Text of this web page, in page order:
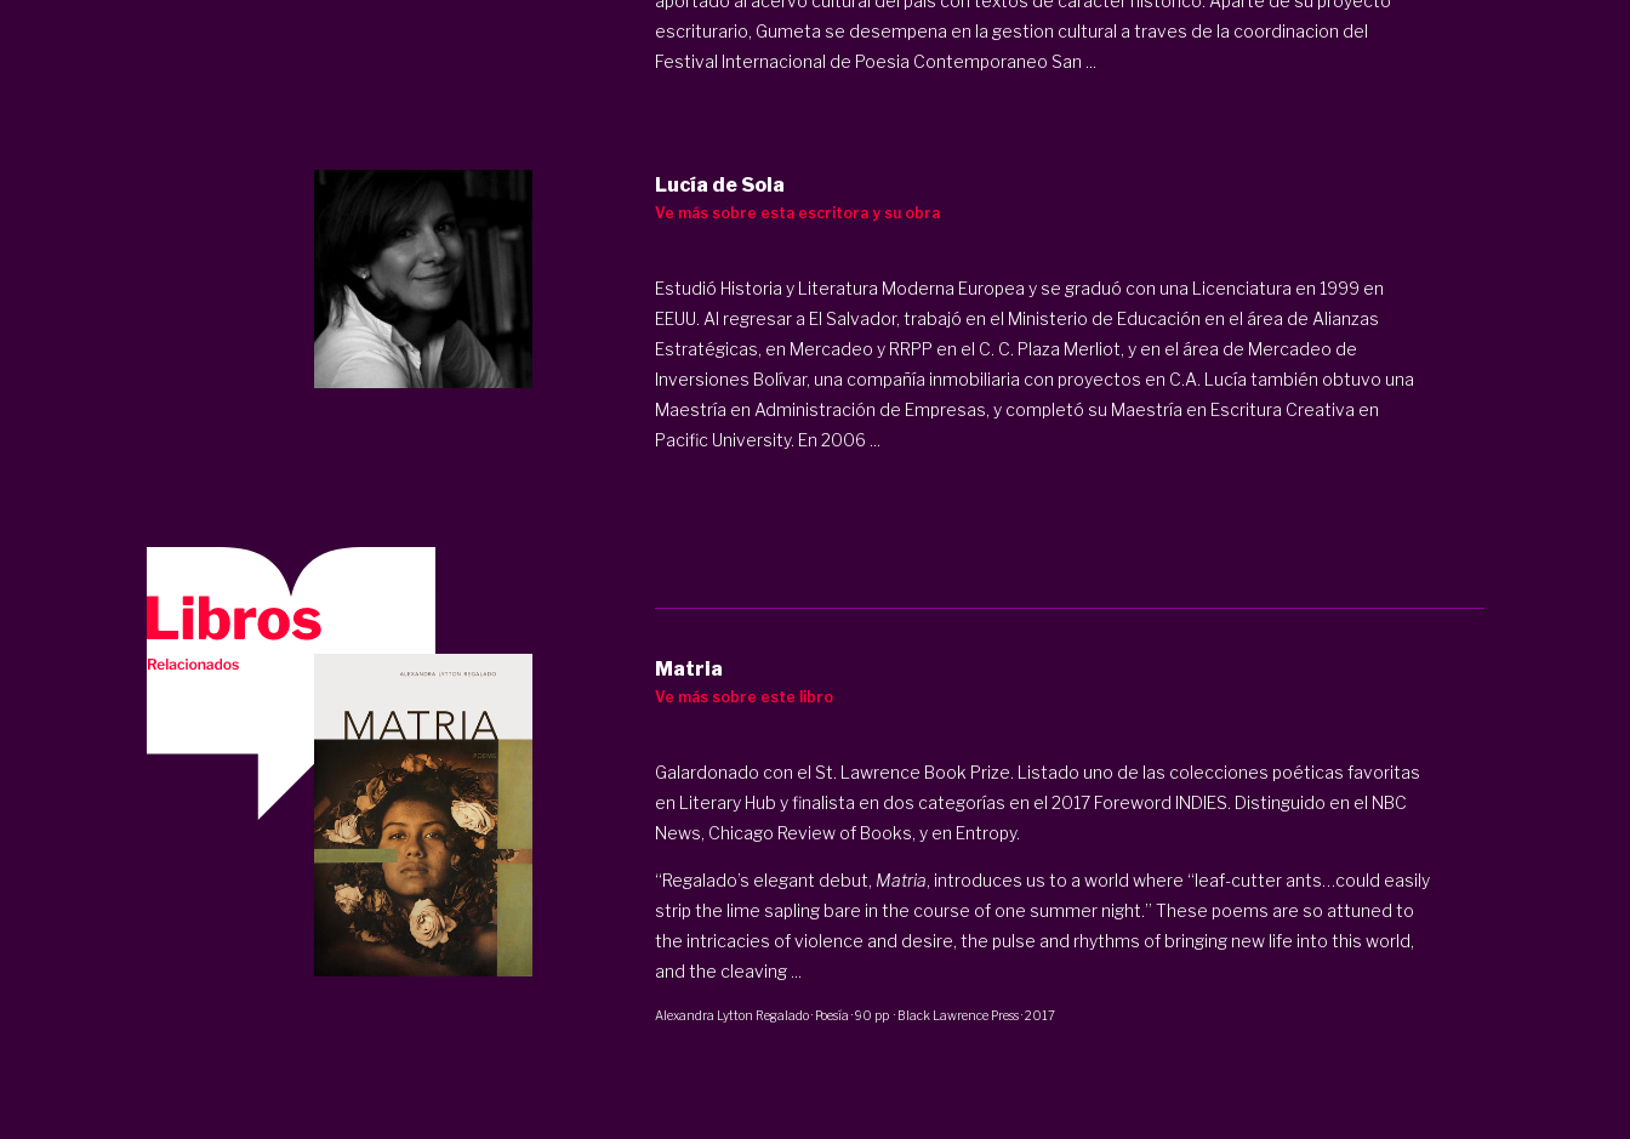
escriturario, Gumeta se desempena en la gestion cultural a traves de la coordinacion del
Festival Internacional de Poesia Contemporaneo San ...
Lucía de Sola
Ve más sobre esta escritora y su obra
Estudió Historia y Literatura Moderna Europea y se graduó con una Licenciatura en 1999 en
EEUU. Al regresar a El Salvador, trabajó en el Ministerio de Educación en el área de Alianzas
Estratégicas, en Mercadeo y RRPP en el C. C. Plaza Merliot, y en el área de Mercadeo de
Inversiones Bolívar, una compañía inmobiliaria con proyectos en C.A. Lucía también obtuvo una
Maestría en Administración de Empresas, y completó su Maestría en Escritura Creativa en
Pacific University. En 2006 ...
Matria
Ve más sobre este libro
Galardonado con el St. Lawrence Book Prize. Listado uno de las colecciones poéticas favoritas
en Literary Hub y finalista en dos categorías en el 2017 Foreword INDIES. Distinguido en el NBC
News, Chicago Review of Books, y en Entropy.
“Regalado’s elegant debut, Matria, introduces us to a world where “leaf-cutter ants…could easily
strip the lime sapling bare in the course of one summer night.” These poems are so attuned to
the intricacies of violence and desire, the pulse and rhythms of bringing new life into this world,
and the cleaving ...
Alexandra Lytton Regalado · Poesía ·90 pp· Black Lawrence Press ·2017